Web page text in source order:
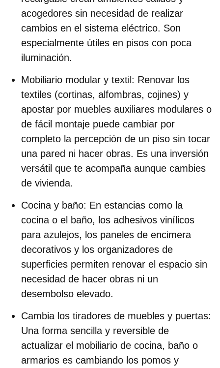
acogedores sin necesidad de realizar
cambios en el sistema eléctrico. Son
especialmente útiles en pisos con poca
iluminación.
Mobiliario modular y textil: Renovar los
textiles (cortinas, alfombras, cojines) y
apostar por muebles auxiliares modulares o
de fácil montaje puede cambiar por
completo la percepción de un piso sin tocar
una pared ni hacer obras. Es una inversión
versátil que te acompaña aunque cambies
de vivienda.
Cocina y baño: En estancias como la
cocina o el baño, los adhesivos vinílicos
para azulejos, los paneles de encimera
decorativos y los organizadores de
superficies permiten renovar el espacio sin
necesidad de hacer obras ni un
desembolso elevado.
Cambia los tiradores de muebles y puertas:
Una forma sencilla y reversible de
actualizar el mobiliario de cocina, baño o
armarios es cambiando los pomos y